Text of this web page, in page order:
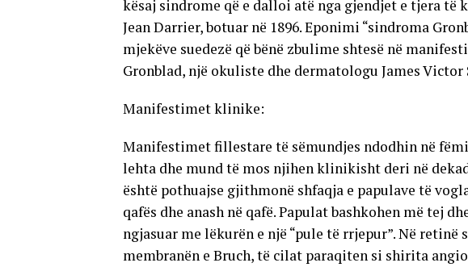
kësaj sindrome që e dalloi atë nga gjendjet e tjera të
Jean Darrier, botuar në 1896. Eponimi “sindroma
mjekëve suedezë që bënë zbulime shtesë në
Gronblad, një okuliste dhe dermatologu James Victor
Manifestimet klinike:
Manifestimet fillestare të sëmundjes ndodhin në
lehta dhe mund të mos njihen klinikisht deri në
është pothuajse gjithmonë shfaqja e papulave të
qafës dhe anash në qafë. Papulat bashkohen më tej
ngjasuar me lëkurën e një “pule të rrjepur”. Në
membranën e Bruch, të cilat paraqiten si shirita